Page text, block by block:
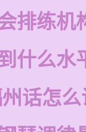
排练机
什么水
话怎